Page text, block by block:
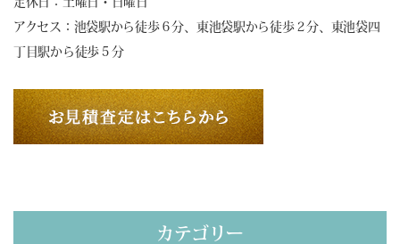
アクセス：池袋駅から徒歩６分、東池袋駅から徒歩２分、東池袋四
丁目駅から徒歩５分
カテゴリー